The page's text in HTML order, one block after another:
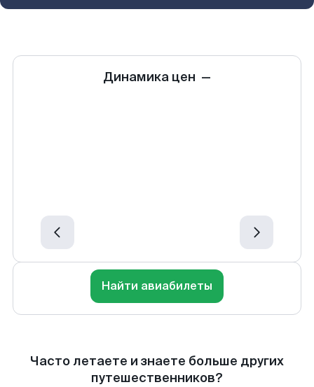
Динамика цен —
Найти авиабилеты
Часто летаете и знаете больше других
путешественников?